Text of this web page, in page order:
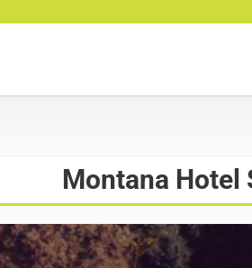
Montana Hotel